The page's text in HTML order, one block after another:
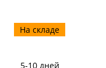
На складе
5-10 дней